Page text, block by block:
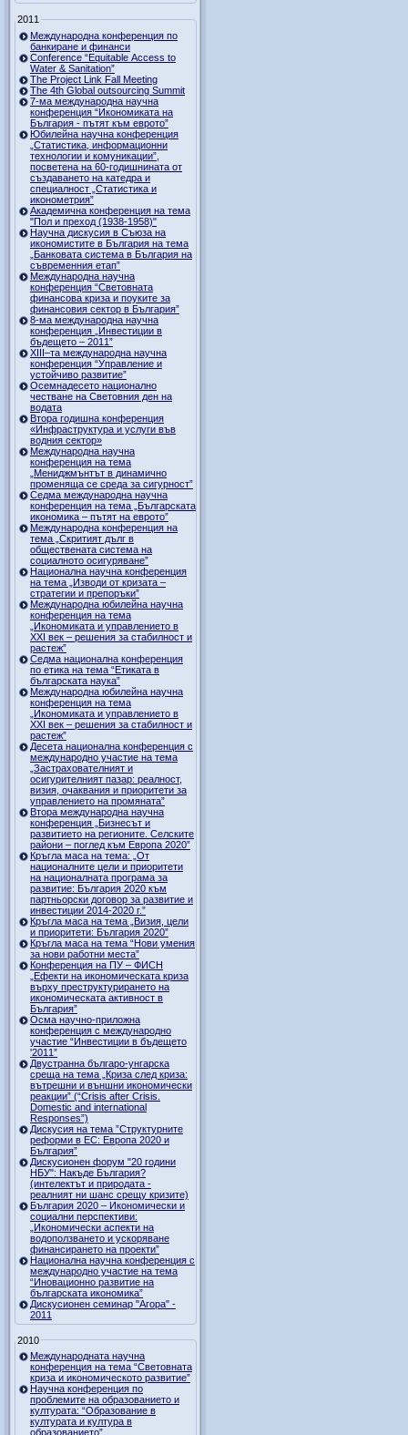
2011
Международна конференция по
банкиране и финанси
Conference “Equitable Access to
Water & Sanitation”
The Project Link Fall Meeting
The 4th Global outsourcing Summit
7-ма международна научна
конференция “Икономиката на
България - пътят към еврото”
Юбилейна научна конференция
„Статистика, информационни
технологии и комуникации”,
посветена на 60-годишнината от
създаването на катедра и
специалност „Статистика и
иконометрия”
Академична конференция на тема
"Пол и преход (1938-1958)"
Научна дискусия в Съюза на
икономистите в България на тема
„Банковата система в България на
съвременния етап”
Международна научна
конференция “Световната
финансова криза и поуките за
финансовия сектор в България”
8-ма международна научна
конференция „Инвестиции в
бъдещето – 2011”
ХІІІ–та международна научна
конференция “Управление и
устойчиво развитие”
Осемнадесето национално
честване на Световния ден на
водата
Втора годишна конференция
«Инфраструктура и услуги във
водния сектор»
Международна научна
конференция на тема
„Мениджмънтът в динамично
променяща се среда за сигурност”
Седма международна научна
конференция на тема „Българската
икономика – пътят на еврото”
Международна конференция на
тема „Скритият дълг в
обществената система на
социалното осигуряване”
Национална научна конференция
на тема „Изводи от кризата –
стратегии и препоръки”
Международна юбилейна научна
конференция на тема
„Икономиката и управлението в
ХХI век – решения за стабилност и
растеж”
Седма национална конференция
по етика на тема “Етиката в
българската наука”
Международна юбилейна научна
конференция на тема
„Икономиката и управлението в
ХХI век – решения за стабилност и
растеж”
Десета национална конференция с
международно участие на тема
„Застрахователният и
осигурителният пазар: реалност,
визия, очаквания и приоритети за
управлението на промяната”
Втора международна научна
конференция „Бизнесът и
развитието на регионите. Селските
райони – поглед към Европа 2020”
Кръгла маса на тема: „От
националните цели и приоритети
на националната програма за
развитие: България 2020 към
партньорски договор за развитие и
инвестиции 2014-2020 г.”
Кръгла маса на тема „Визия, цели
и приоритети: България 2020”
Кръгла маса на тема “Нови умения
за нови работни места”
Конференция на ПУ – ФИСН
„Ефекти на икономическата криза
върху преструктурирането на
икономическата активност в
България”
Осма научно-приложна
конференция с международно
участие “Инвестиции в бъдещето
'2011”
Двустранна българо-унгарска
среща на тема „Криза след криза:
вътрешни и външни икономически
реакции” (“Crisis after Crisis.
Domestic and international
Responses”)
Дискусия на тема ”Структурните
реформи в ЕС: Европа 2020 и
България”
Дискусионен форум "20 години
НБУ": Накъде България?
(интелектът и природата -
реалният ни шанс срещу кризите)
България 2020 – Икономически и
социални перспективи:
„Икономически аспекти на
водоползването и ускоряване
финансирането на проекти”
Национална научна конференция с
международно участие на тема
“Иновационно развитие на
българската икономика”
Дискусионен семинар "Агора" -
2011
2010
Международната научна
конференция на тема “Световната
криза и икономическото развитие”
Научна конференция по
проблемите на образованието и
културата: “Образование в
културата и култура в
образованието”